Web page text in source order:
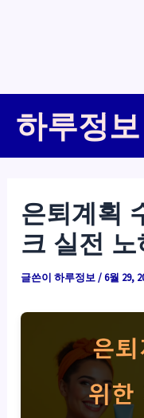
하루정보
은퇴계획
크 실전 노
글쓴이하루정보/6월 29,